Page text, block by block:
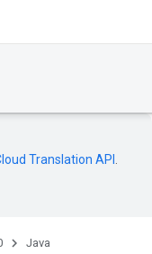
Translation API
Java